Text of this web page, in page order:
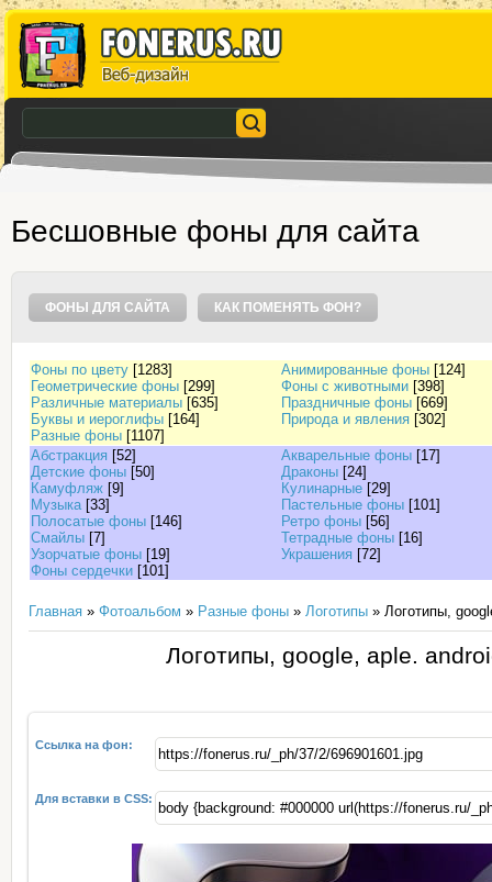
Бесшовные фоны для сайта
ФОНЫ ДЛЯ САЙТА КАК ПОМЕНЯТЬ ФОН?
Фоны по цвету [1283] Анимированные фоны [124]
Геометрические фоны [299] Фоны с животными [398]
Различные материалы [635] Праздничные фоны [669]
Буквы и иероглифы [164] Природа и явления [302]
Разные фоны [1107]
Абстракция [52] Акварельные фоны [17]
Детские фоны [50] Драконы [24]
Камуфляж [9] Кулинарные [29]
Музыка [33] Пастельные фоны [101]
Полосатые фоны [146] Ретро фоны [56]
Смайлы [7] Тетрадные фоны [16]
Узорчатые фоны [19] Украшения [72]
Фоны сердечки [101]
Главная » Фотоальбом » Разные фоны » Логотипы » Логотипы,
Логотипы, google, aple.
Ссылка на фон:
Для вставки в CSS: